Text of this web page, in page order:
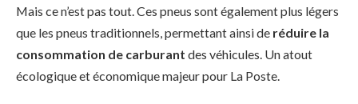
Mais ce n’est pas tout. Ces pneus sont également plus légers
que les pneus traditionnels, permettant ainsi de réduire la
consommation de carburant des véhicules. Un atout
écologique et économique majeur pour La Poste.